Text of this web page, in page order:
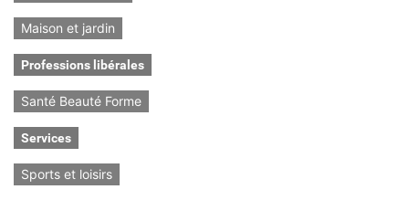
Maison et jardin
Professions libérales
Santé Beauté Forme
Services
Sports et loisirs